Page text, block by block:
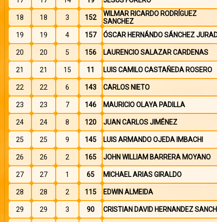
18 18 3 152
WILMAR RICARDO RODRÍGUEZ
SANCHEZ
19
19 4 157 ÓSCAR HERNÁNDO SÁNCHEZ
20 20 5 156 LAURENCIO SALAZAR CARDENAS
21 21 15 11 LUIS CAMILO CASTAÑEDA ROSERO
22 22 6 143 CARLOS NIETO
23 23 7 146 MAURICIO OLAYA PADILLA
24 24 8 120 JUAN CARLOS JIMÉNEZ
25 25 9 145 LUIS ARMANDO OJEDA IMBACHI
26 26 2 165 JOHN WILLIAM BARRERA MOYANO
27 27 1 65 MICHAEL ARIAS GIRALDO
28 28 2 115 EDWIN ALMEIDA
29 29 3 90 CRISTIAN DAVID HERNANDEZ